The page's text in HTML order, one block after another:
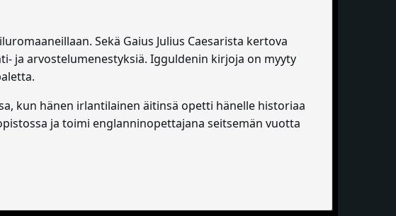
Sekä Gaius Julius Caesarista kertova
ja arvostelumenestyksiä. Igguldenin kirjoja on myyty
kun hänen irlantilainen äitinsä opetti hänelle historiaa
ja toimi englanninopettajana seitsemän vuotta